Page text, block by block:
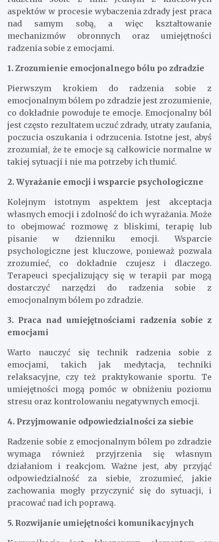
aspektów w procesie wybaczenia zdrady jest praca
nad samym sobą, a więc kształtowanie
mechanizmów obronnych oraz umiejętności
radzenia sobie z emocjami.
1. Zrozumienie emocjonalnego bólu po zdradzie
Pierwszym krokiem do radzenia sobie z
emocjonalnym bólem po zdradzie jest zrozumienie,
co dokładnie powoduje te emocje. Emocjonalny ból
jest często rezultatem uczuć zdrady, utraty zaufania,
poczucia oszukania i odrzucenia. Istotne jest, abyś
zrozumiał, że te emocje są całkowicie normalne w
takiej sytuacji i nie ma potrzeby ich tłumić.
2. Wyrażanie emocji i wsparcie psychologiczne
Kolejnym istotnym aspektem jest akceptacja
własnych emocji i zdolność do ich wyrażania. Może
to obejmować rozmowę z bliskimi, terapię lub
pisanie w dzienniku emocji. Wsparcie
psychologiczne jest kluczowe, ponieważ pozwala
zrozumieć, co dokładnie czujesz i dlaczego.
Terapeuci specjalizujący się w terapii par mogą
dostarczyć narzędzi do radzenia sobie z
emocjonalnym bólem po zdradzie.
3. Praca nad umiejętnościami radzenia sobie z
emocjami
Warto nauczyć się technik radzenia sobie z
emocjami, takich jak medytacja, techniki
relaksacyjne, czy też praktykowanie sportu. Te
umiejętności mogą pomóc w obniżeniu poziomu
stresu oraz kontrolowaniu negatywnych emocji.
4. Przyjmowanie odpowiedzialności za siebie
Radzenie sobie z emocjonalnym bólem po zdradzie
wymaga również przyjrzenia się własnym
działaniom i reakcjom. Ważne jest, aby przyjąć
odpowiedzialność za siebie, zrozumieć, jakie
zachowania mogły przyczynić się do sytuacji, i
pracować nad ich poprawą.
5. Rozwijanie umiejętności komunikacyjnych